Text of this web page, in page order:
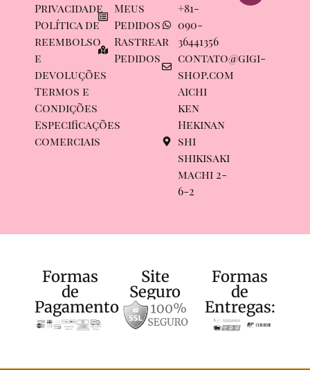
Privacidade
Política de
reembolso
e
devoluções
Termos e
Condições
Especificações
comerciais
Meus
Pedidos
Rastrear
Pedidos
+81-
090-
36441356
contato@gigi-
shop.com
Aichi
ken
Hekinan
shi
shikisaki
machi 2-
6-2
Formas
de
Pagamento:
Site
Seguro
Formas
de
Entregas: